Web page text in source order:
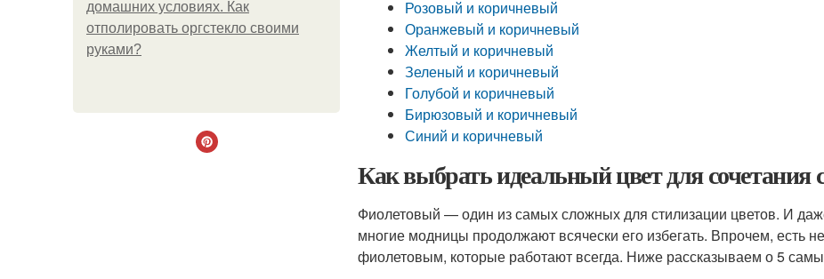
домашних условиях. Как
отполировать оргстекло своими
руками?
Розовый и коричневый
Оранжевый и коричневый
Желтый и коричневый
Зеленый и коричневый
Голубой и коричневый
Бирюзовый и коричневый
Синий и коричневый
Как выбрать идеальный цвет для
Фиолетовый — один из самых сложных для стилизации цветов. И
многие модницы продолжают всячески его избегать. Впрочем, есть
фиолетовым, которые работают всегда. Ниже рассказываем о 5